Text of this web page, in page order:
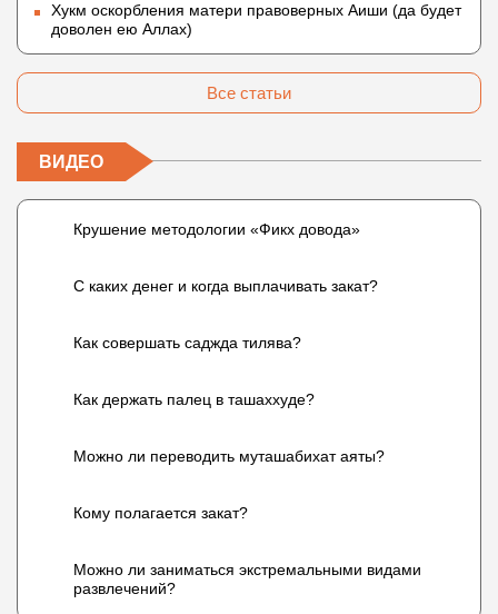
Хукм оскорбления матери правоверных Аиши (да будет
доволен ею Аллах)
Все статьи
ВИДЕО
Крушение методологии «Фикх довода»
С каких денег и когда выплачивать закат?
Как совершать саджда тилява?
Как держать палец в ташаххуде?
Можно ли переводить муташабихат аяты?
Кому полагается закат?
Можно ли заниматься экстремальными видами
развлечений?